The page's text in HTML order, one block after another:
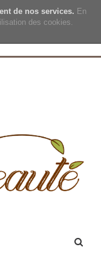
de nos services. En
des cookies.